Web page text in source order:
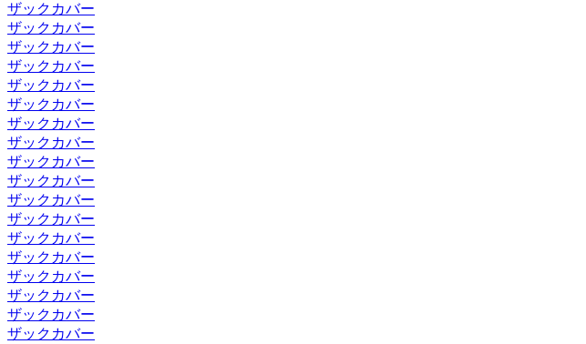
ザックカバー
ザックカバー
ザックカバー
ザックカバー
ザックカバー
ザックカバー
ザックカバー
ザックカバー
ザックカバー
ザックカバー
ザックカバー
ザックカバー
ザックカバー
ザックカバー
ザックカバー
ザックカバー
ザックカバー
ザックカバー